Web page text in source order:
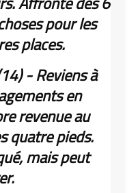
pour les
places.
- Reviens à
en
revenue au
quatre pieds.
mais peut